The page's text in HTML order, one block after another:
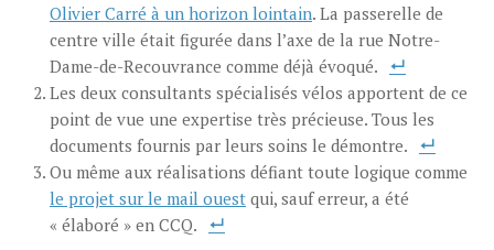
Olivier Carré à un horizon lointain. La passerelle de
centre ville était figurée dans l’axe de la rue Notre-
Dame-de-Recouvrance comme déjà évoqué.
Les deux consultants spécialisés vélos apportent de ce
point de vue une expertise très précieuse. Tous les
documents fournis par leurs soins le démontre.
Ou même aux réalisations défiant toute logique comme
le projet sur le mail ouest qui, sauf erreur, a été
« élaboré » en CCQ.